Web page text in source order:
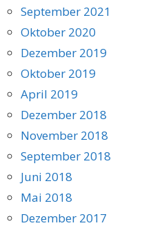
September 2021
Oktober 2020
Dezember 2019
Oktober 2019
April 2019
Dezember 2018
November 2018
September 2018
Juni 2018
Mai 2018
Dezember 2017